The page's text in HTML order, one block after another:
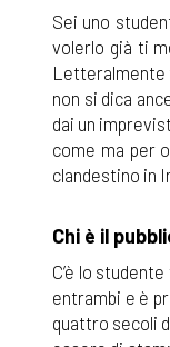
Sei uno
volerlo già ti
Letteralmente
non si dica
dai un
come ma per
clandestino in
Chi è il
C’è lo
entrambi e è
quattro secoli